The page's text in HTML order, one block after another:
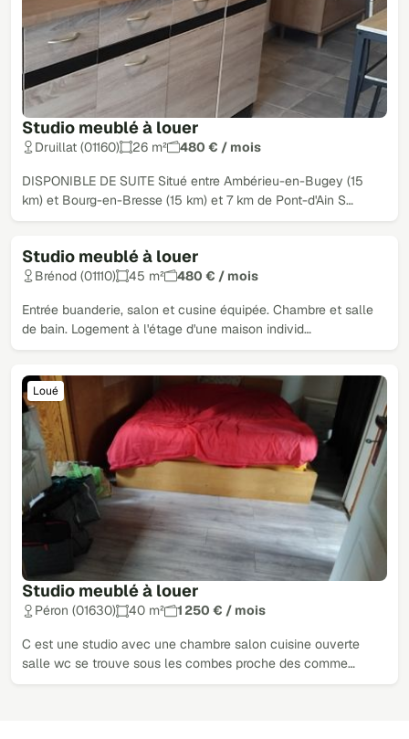
Studio meublé à louer
Druillat (01160) 26 m² 480 € / mois
DISPONIBLE DE SUITE Situé entre Ambérieu-en-Bugey (15
km) et Bourg-en-Bresse (15 km) et 7 km de Pont-d'Ain S…
Studio meublé à louer
Loué
Brénod (01110) 45 m² 480 € / mois
Entrée buanderie, salon et cusine équipée. Chambre et salle
de bain. Logement à l'étage d'une maison individ…
Studio meublé à louer
Loué
Péron (01630) 40 m² 1 250 € / mois
C est une studio avec une chambre salon cuisine ouverte
salle wc se trouve sous les combes proche des comme…